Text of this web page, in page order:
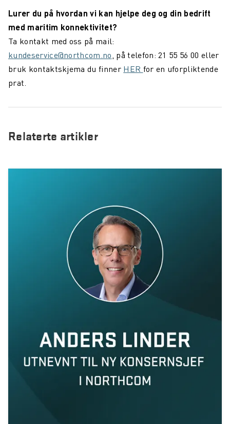
Lurer du på hvordan vi kan hjelpe deg og din bedrift
med maritim konnektivitet?
Ta kontakt med oss på mail:
kundeservice@northcom.no, på telefon: 21 55 56 00 eller
bruk kontaktskjema du finner HER for en uforpliktende
prat.
Relaterte artikler